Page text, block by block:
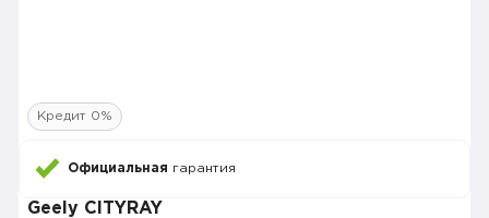
Кредит 0%
Официальная гарантия
Geely CITYRAY